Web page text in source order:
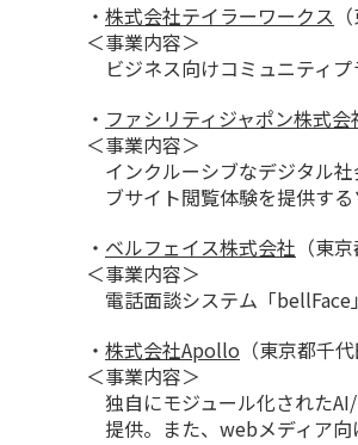
・ 株式会社テイラーワークス
＜事業内容＞
ビジネス向けコミュニティ
・ ファシリティジャポン株式会
＜事業内容＞
インクルーシブなデジタル
ブサイト閲覧体験を提供す
・ ベルフェイス株式会社 （東
＜事業内容＞
電話面談システム「bellFace
・ 株式会社Apollo （東京都千
＜事業内容＞
独自にモジュール化された
提供。また、webメディア